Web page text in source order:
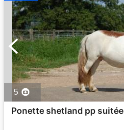
5
Ponette shetland pp suitée